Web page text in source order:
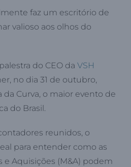
faz um escritório de
valioso aos olhos do
do CEO da VSH
no dia 31 de outubro,
da Curva, o maior evento de
do Brasil.
reunidos, o
para entender como as
e Aquisições (M&A) podem